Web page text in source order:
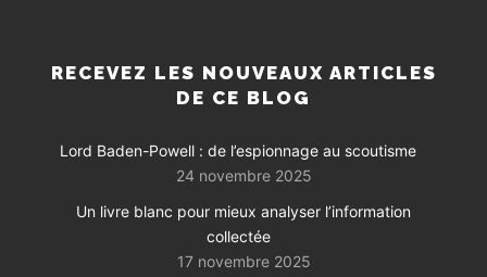
RECEVEZ LES NOUVEAUX ARTICLES
DE CE BLOG
Lord Baden-Powell : de l’espionnage au scoutisme
24 novembre 2025
Un livre blanc pour mieux analyser l’information
collectée
17 novembre 2025